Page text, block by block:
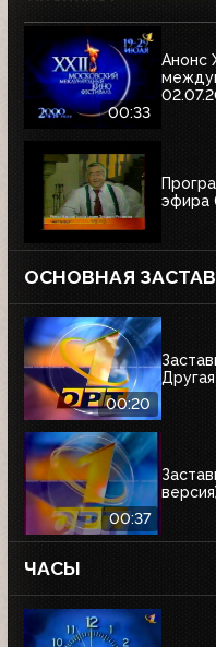
00:33
Анонс
эфира
ОСНОВНАЯ
00:20
00:37
ЧАСЫ